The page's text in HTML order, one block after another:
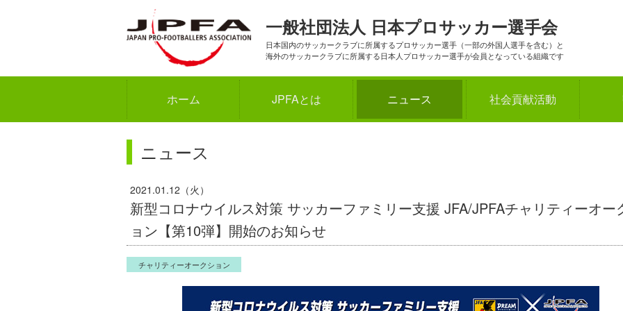
一般社団法人 日本プロサッカー選手会
日本国内のサッカークラブに所属するプロサッカー選手（一部の外国人選手を含む）と
海外のサッカークラブに所属する日本人プロサッカー選手が会員となっている組織です
ホーム JPFAとは ニュース 社会貢献活動
ニュース
2021.01.12（火）
新型コロナウイルス対策 サッカーファミリー支援 JFA/JPFAチャリティーオー
ョン【第10弾】開始のお知らせ
チャリティーオークション